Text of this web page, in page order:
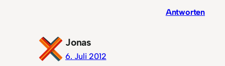
Antworten
Jonas
6. Juli 2012